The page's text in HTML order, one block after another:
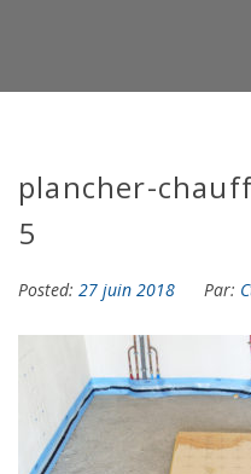
plancher-
5
Posted: 27 juin 2018 Par: